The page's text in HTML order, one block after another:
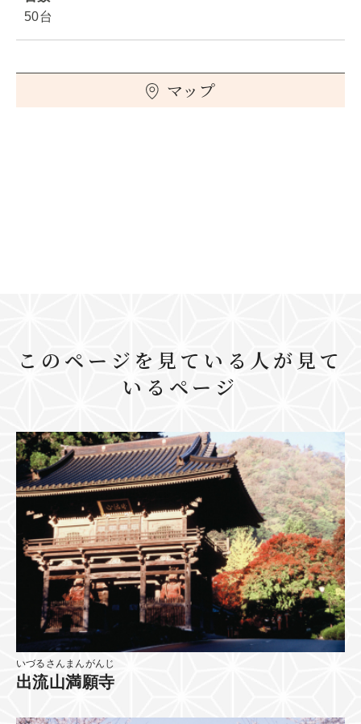
50台
マップ
このページを見ている人が見て
いるページ
いづるさんまんがんじ
出流山満願寺